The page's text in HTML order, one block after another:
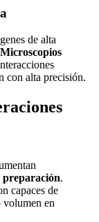
de alta
Microscopios
con alta precisión.
preparación.
capaces de
volumen en